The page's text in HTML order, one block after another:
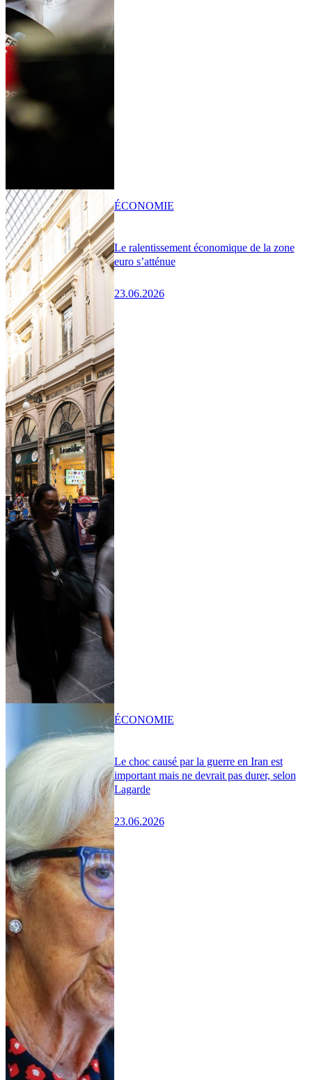
Le ralentissement économique de la zone
euro s’atténue
23.06.2026
ÉCONOMIE
Le choc causé par la guerre en Iran est
important mais ne devrait pas durer, selon
Lagarde
23.06.2026
ÉCONOMIE